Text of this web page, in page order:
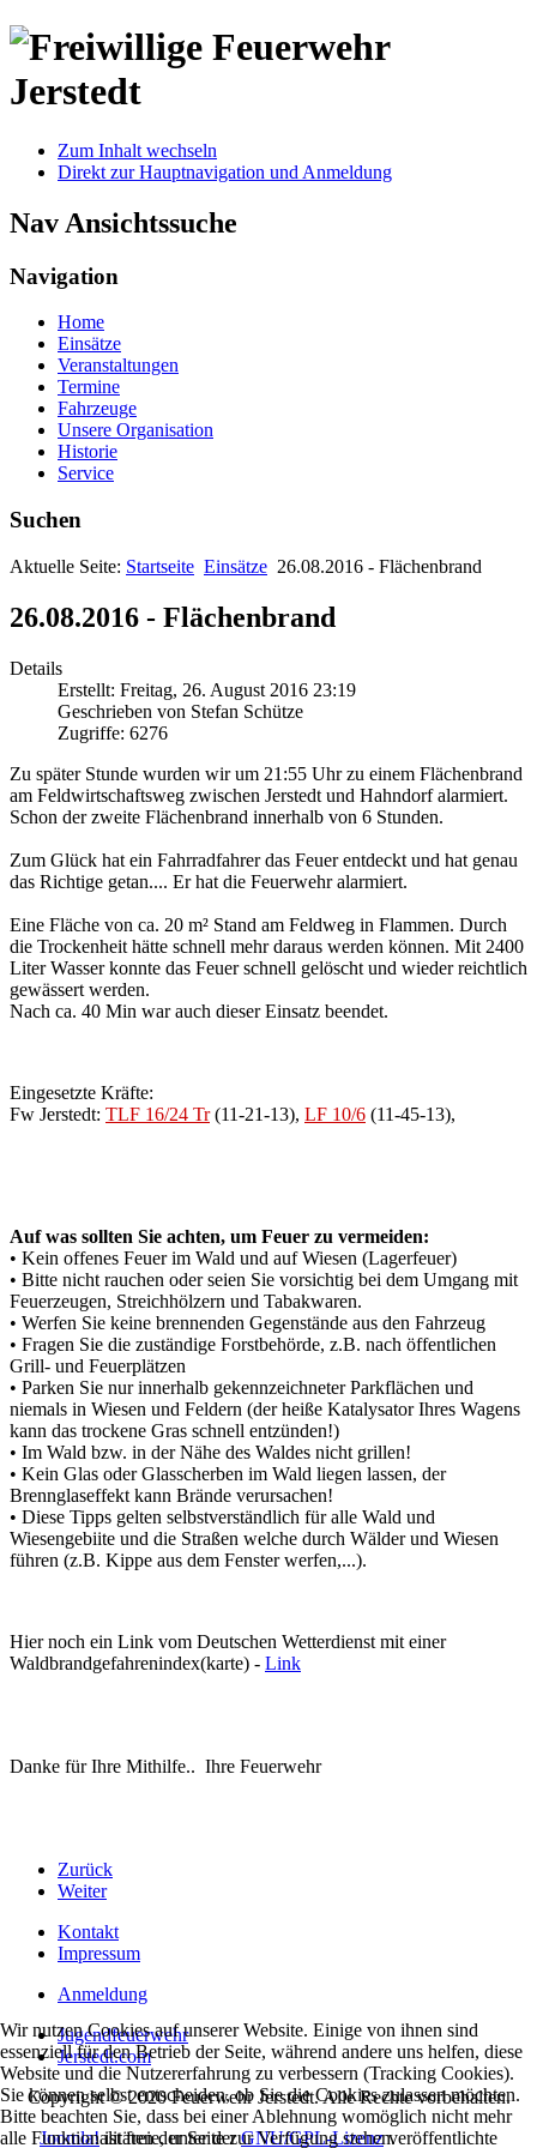
Zum Inhalt wechseln
Direkt zur Hauptnavigation und Anmeldung
Nav Ansichtssuche
Navigation
Home
Einsätze
Veranstaltungen
Termine
Fahrzeuge
Unsere Organisation
Historie
Service
Suchen
Aktuelle Seite: Startseite Einsätze 26.08.2016 - Flächenbrand
26.08.2016 - Flächenbrand
Details
Erstellt: Freitag, 26. August 2016 23:19
Geschrieben von Stefan Schütze
Zugriffe: 6276
Zu später Stunde wurden wir um 21:55 Uhr zu einem Flächenbrand
am Feldwirtschaftsweg zwischen Jerstedt und Hahndorf alarmiert.
Schon der zweite Flächenbrand innerhalb von 6 Stunden.
Zum Glück hat ein Fahrradfahrer das Feuer entdeckt und hat genau
das Richtige getan.... Er hat die Feuerwehr alarmiert.
Eine Fläche von ca. 20 m² Stand am Feldweg in Flammen. Durch
die Trockenheit hätte schnell mehr daraus werden können. Mit 2400
Liter Wasser konnte das Feuer schnell gelöscht und wieder reichtlich
gewässert werden.
Nach ca. 40 Min war auch dieser Einsatz beendet.
Eingesetzte Kräfte:
Fw Jerstedt: TLF 16/24 Tr(11-21-13), LF 10/6 (11-45-13),
Auf was sollten Sie achten, um Feuer zu vermeiden:
• Kein offenes Feuer im Wald und auf Wiesen (Lagerfeuer)
• Bitte nicht rauchen oder seien Sie vorsichtig bei dem Umgang mit
Feuerzeugen, Streichhölzern und Tabakwaren.
• Werfen Sie keine brennenden Gegenstände aus den Fahrzeug
• Fragen Sie die zuständige Forstbehörde, z.B. nach öffentlichen
Grill- und Feuerplätzen
• Parken Sie nur innerhalb gekennzeichneter Parkflächen und
niemals in Wiesen und Feldern (der heiße Katalysator Ihres Wagens
kann das trockene Gras schnell entzünden!)
• Im Wald bzw. in der Nähe des Waldes nicht grillen!
• Kein Glas oder Glasscherben im Wald liegen lassen, der
Brennglaseffekt kann Brände verursachen!
• Diese Tipps gelten selbstverständlich für alle Wald und
Wiesengebiite und die Straßen welche durch Wälder und Wiesen
führen (z.B. Kippe aus dem Fenster werfen,...).
Hier noch ein Link vom Deutschen Wetterdienst mit einer
Waldbrandgefahrenindex(karte) - Link
Danke für Ihre Mithilfe.. Ihre Feuerwehr
Zurück
Weiter
Kontakt
Impressum
Anmeldung
Jugendfeuerwehr
Jerstedt.com
Copyright © 2020 Feuerwehr Jerstedt. Alle Rechte vorbehalten.
Joomla!ist freie, unter derGNU/GPL-Lizenzveröffentlichte
Wir nutzen Cookies auf unserer Website. Einige von ihnen sind
essenziell für den Betrieb der Seite, während andere uns helfen, diese
Website und die Nutzererfahrung zu verbessern (Tracking Cookies).
Sie können selbst entscheiden, ob Sie die Cookies zulassen möchten.
Bitte beachten Sie, dass bei einer Ablehnung womöglich nicht mehr
alle Funktionalitäten der Seite zur Verfügung stehen.